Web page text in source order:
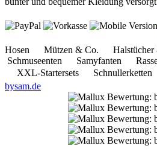
Hosen Mützen & Co.
Schmuseenten Samyfanten
XXL-Startersets
bysam.de